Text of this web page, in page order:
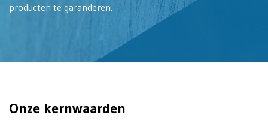
producten te garanderen.
Onze kernwaarden